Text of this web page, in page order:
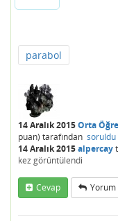
parabol
14 Aralık 2015Orta
puan) tarafından soruldu
14 Aralık 2015alpercay
kez görüntülendi
Cevap Yorum